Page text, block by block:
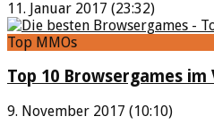
11. Januar 2017 (23:32)
Top MMOs
Top 10 Browsergames im
9. November 2017 (10:10)